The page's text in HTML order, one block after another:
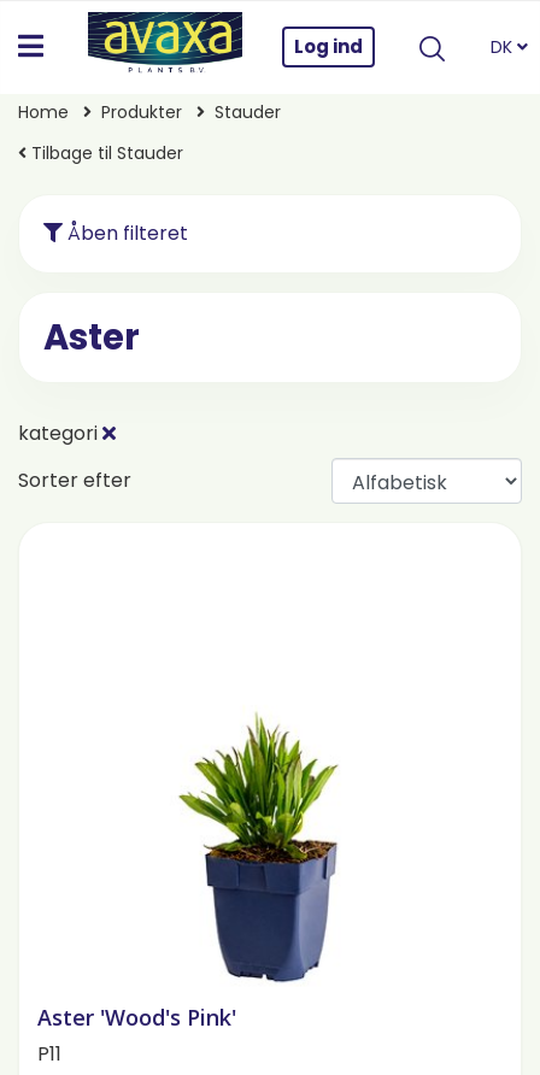
Log ind DK
Home Produkter
Stauder
Tilbage til Stauder
Åben filteret
Aster
kategori
Sorter efter
Aster 'Wood's Pink'
P11